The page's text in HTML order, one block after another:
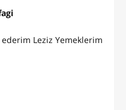
Leziz Yemeklerim